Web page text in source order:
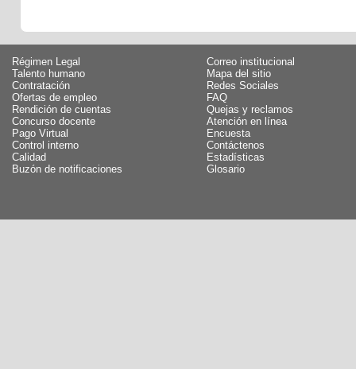
Régimen Legal
Talento humano
Contratación
Ofertas de empleo
Rendición de cuentas
Concurso docente
Pago Virtual
Control interno
Calidad
Buzón de notificaciones
Correo institucional
Mapa del sitio
Redes Sociales
FAQ
Quejas y reclamos
Atención en línea
Encuesta
Contáctenos
Estadísticas
Glosario